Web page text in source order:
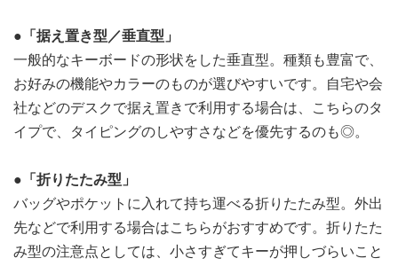
●「据え置き型／垂直型」
一般的なキーボードの形状をした垂直型。種類も豊富で、
お好みの機能やカラーのものが選びやすいです。自宅や会
社などのデスクで据え置きで利用する場合は、こちらのタ
イプで、タイピングのしやすさなどを優先するのも◎。
●「折りたたみ型」
バッグやポケットに入れて持ち運べる折りたたみ型。外出
先などで利用する場合はこちらがおすすめです。折りたた
み型の注意点としては、小さすぎてキーが押しづらいこと